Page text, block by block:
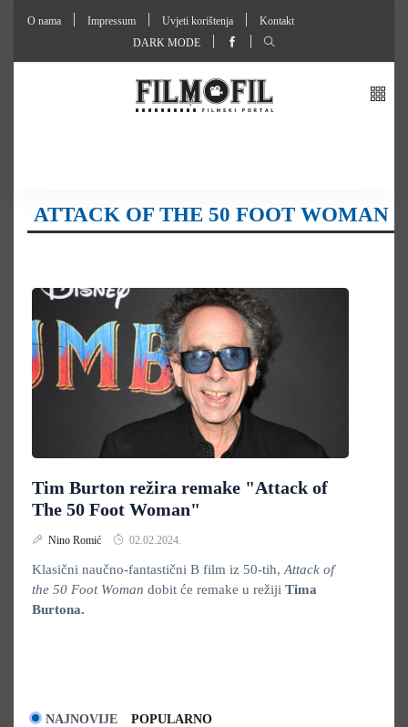
O nama Impressum Uvjeti korištenja
Kontakt
DARK MODE
ATTACK OF THE 50 FOOT WOMAN
Tim Burton režira remake "Attack of
The 50 Foot Woman"
Nino Romić 02.02.2024.
Klasični naučno-fantastični B film iz 50-tih, Attack of
the 50 Foot Woman dobit će remake u režiji Tima
Burtona.
NAJNOVIJE POPULARNO